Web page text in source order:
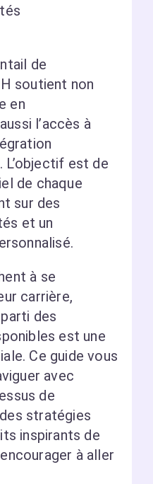
de
soutient non
en
l’accès à
L’objectif est de
de chaque
sur des
et un
à se
carrière,
des
est une
Ce guide vous
avec
de
stratégies
inspirants de
à aller